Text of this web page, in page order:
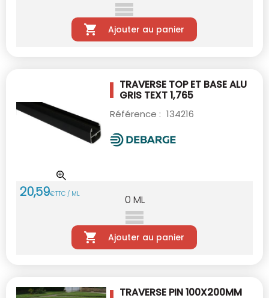
Ajouter au panier
TRAVERSE TOP ET BASE ALU
GRIS TEXT 1,765
Référence : 134216
20,59€TTC / ML 0 ML
Ajouter au panier
TRAVERSE PIN 100X200MM